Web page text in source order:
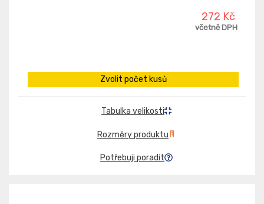
272 Kč
včetně DPH
Zvolit počet kusů
Tabulka velikosti
Rozměry produktu
Potřebuji poradit